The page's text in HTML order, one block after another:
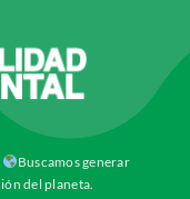
Buscamos generar
del planeta.